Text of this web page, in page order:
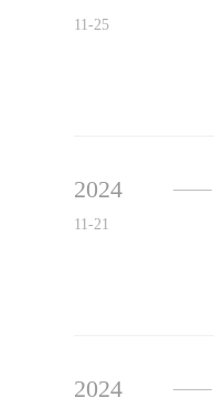
11-25
2024
11-21
2024